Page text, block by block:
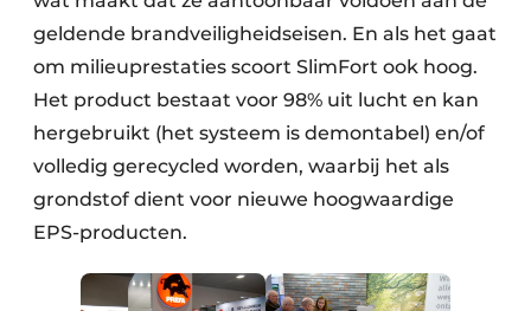
geldende brandveiligheidseisen. En als het gaat
om milieuprestaties scoort SlimFort ook hoog.
Het product bestaat voor 98% uit lucht en kan
hergebruikt (het systeem is demontabel) en/of
volledig gerecycled worden, waarbij het als
grondstof dient voor nieuwe hoogwaardige
EPS-producten.